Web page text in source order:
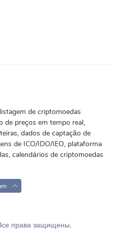
de criptomoedas
de preços em tempo real,
dados de captação de
de ICO/IDO/IEO, plataforma
calendários de criptomoedas
права защищены.